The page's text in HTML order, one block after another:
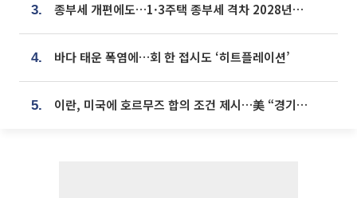
3. 종부세 개편에도…1·3주택 종부세 격차 2028년부터 확대
4. 바다 태운 폭염에…회 한 접시도 ‘히트플레이션’
5. 이란, 미국에 호르무즈 합의 조건 제시…美 “경기 아직 안 끝나” [종합]